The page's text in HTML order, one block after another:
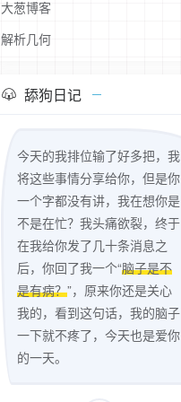
大葱博客
解析几何
舔狗日记
今天的我排位输了好多把，我
将这些事情分享给你，但是你
一个字都没有讲，我在想你是
不是在忙？我头痛欲裂，终于
在我给你发了几十条消息之
后，你回了我一个“脑子是不
是有病？”，原来你还是关心
我的，看到这句话，我的脑子
一下就不疼了，今天也是爱你
的一天。